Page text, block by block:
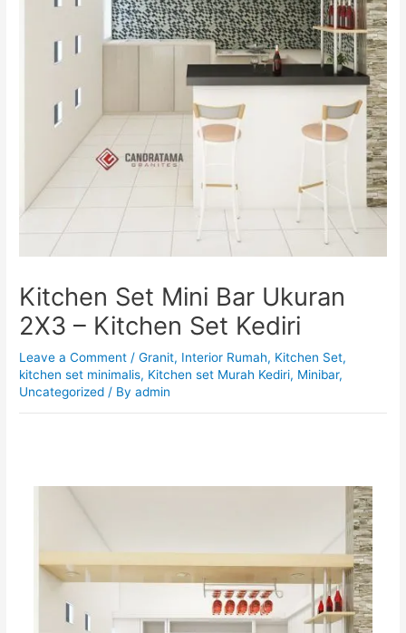
Kitchen Set Mini Bar Ukuran
2X3 – Kitchen Set Kediri
Leave a Comment /Granit, Interior Rumah, Kitchen Set,
kitchen set minimalis, Kitchen set Murah Kediri, Minibar,
Uncategorized / Byadmin